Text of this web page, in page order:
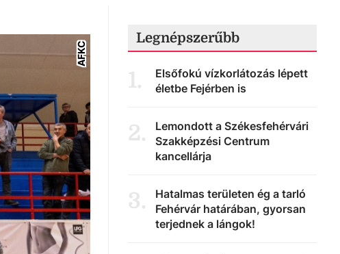
AFKC
Legnépszerűbb
1.
Elsőfokú vízkorlátozás lépett
életbe Fejérben is
2.
Lemondott a Székesfehérvári
Szakképzési Centrum
kancellárja
3.
Hatalmas területen ég a tarló
Fehérvár határában, gyorsan
terjednek a lángok!